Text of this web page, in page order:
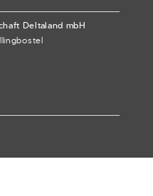
Deltaland mbH